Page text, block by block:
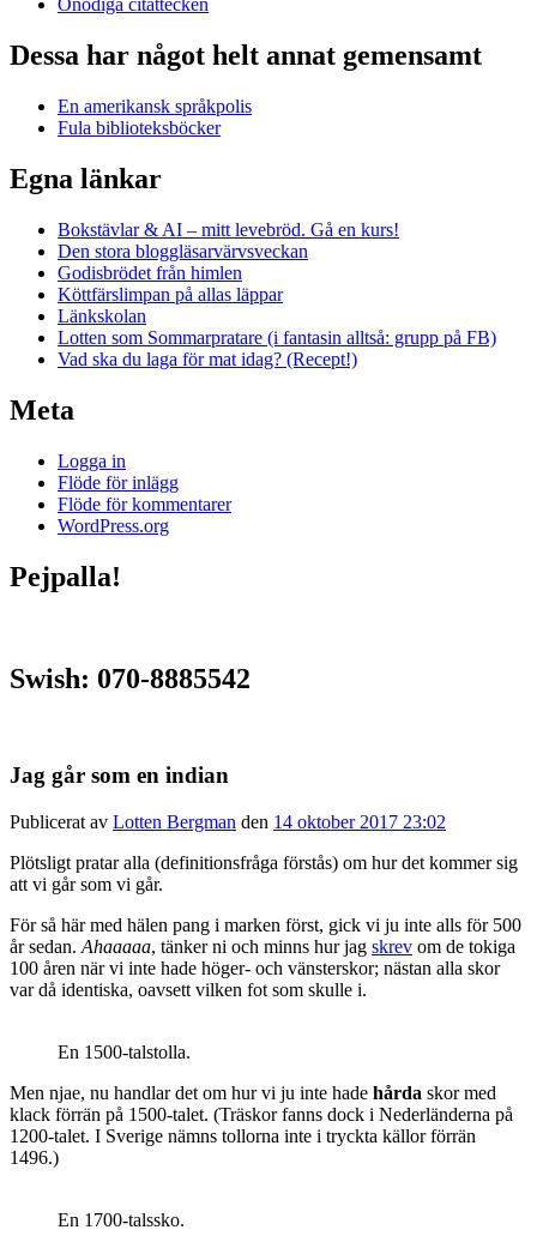
Onödiga citattecken
Dessa har något helt annat gemensamt
En amerikansk språkpolis
Fula biblioteksböcker
Egna länkar
Bokstävlar & AI – mitt levebröd. Gå en kurs!
Den stora bloggläsarvärvsveckan
Godisbrödet från himlen
Köttfärslimpan på allas läppar
Länkskolan
Lotten som Sommarpratare (i fantasin alltså: grupp på FB)
Vad ska du laga för mat idag? (Recept!)
Meta
Logga in
Flöde för inlägg
Flöde för kommentarer
WordPress.org
Pejpalla!
Swish: 070-8885542
Jag går som en indian
Publicerat av Lotten Bergman den 14 oktober 2017 23:02
Plötsligt pratar alla (definitionsfråga förstås) om hur det kommer sig
att vi går som vi går.
För så här med hälen pang i marken först, gick vi ju inte alls för 500
år sedan. Ahaaaaa, tänker ni och minns hur jag skrev om de tokiga
100 åren när vi inte hade höger- och vänsterskor; nästan alla skor
var då identiska, oavsett vilken fot som skulle i.
En 1500-talstolla.
Men njae, nu handlar det om hur vi ju inte hade hårda skor med
klack förrän på 1500-talet. (Träskor fanns dock i Nederländerna på
1200-talet. I Sverige nämns tollorna inte i tryckta källor förrän
1496.)
En 1700-talssko.